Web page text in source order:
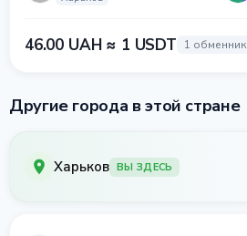
46.00 UAH ≈ 1 USDT 1 обменник
Другие города в этой стране
Харьков ВЫ ЗДЕСЬ